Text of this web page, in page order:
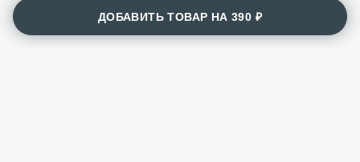
ДОБАВИТЬ ТОВАР НА390 ₽